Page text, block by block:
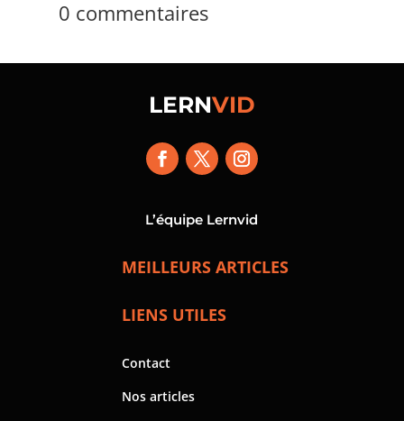
0 commentaires
LERNVID
L’équipe Lernvid
MEILLEURS ARTICLES
LIENS UTILES
Contact
Nos articles